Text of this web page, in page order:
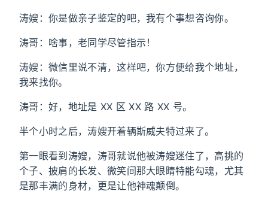
涛嫂：你是做亲子鉴定的吧，我有个事想咨询你。
涛哥：啥事，老同学尽管指示！
涛嫂：微信里说不清，这样吧，你方便给我个地址，
我来找你。
涛哥：好，地址是 XX 区 XX 路 XX 号。
半个小时之后，涛嫂开着辆斯威夫特过来了。
第一眼看到涛嫂，涛哥就说他被涛嫂迷住了，高挑的
个子、披肩的长发、微笑间那大眼睛特能勾魂，尤其
是那丰满的身材，更是让他神魂颠倒。